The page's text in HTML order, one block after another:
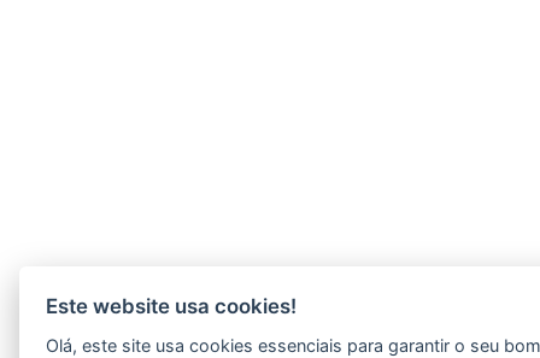
Este website usa cookies!
Olá, este site usa cookies essenciais para garantir o seu